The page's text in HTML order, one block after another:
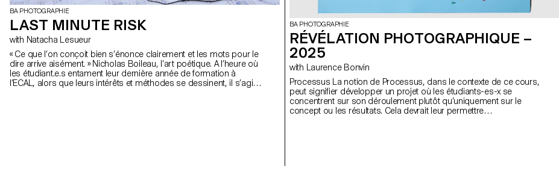
BA PHOTOGRAPHIE
LAST MINUTE RISK
with Natacha Lesueur
« Ce que l’on conçoit bien s’énonce clairement et les mots pour le
dire arrive aisément. » Nicholas Boileau, l’art poétique. A l’heure où
les étudiant.e.s entament leur dernière année de formation à
l’ECAL, alors que leurs intérêts et méthodes se dessinent, il s’agit
BA PHOTOGRAPHIE
RÉVÉLATION PHOTOGRAPHIQUE –
2025
with Laurence Bonvin
Processus La notion de Processus, dans le contexte de ce cours,
peut signifier développer un projet où les étudiants-es-x se
concentrent sur son déroulement plutôt qu’uniquement sur le
concept ou les résultats. Cela devrait leur permettre